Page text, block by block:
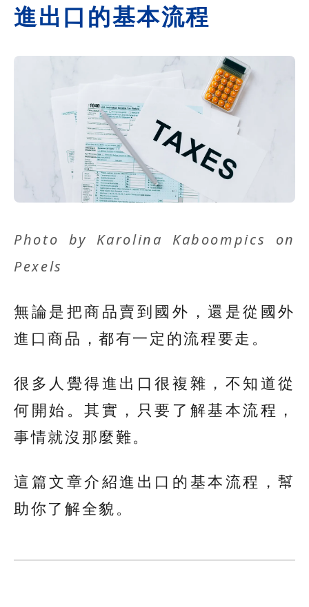
進出口的基本流程
Photo by Karolina Kaboompics
on
Pexels
無論是把商品賣到國外，還是從國外
進口商品，都有一定的流程要走。
很多人覺得進出口很複雜，不知道從
何開始。其實，只要了解基本流程，
事情就沒那麼難。
這篇文章介紹進出口的基本流程，幫
助你了解全貌。